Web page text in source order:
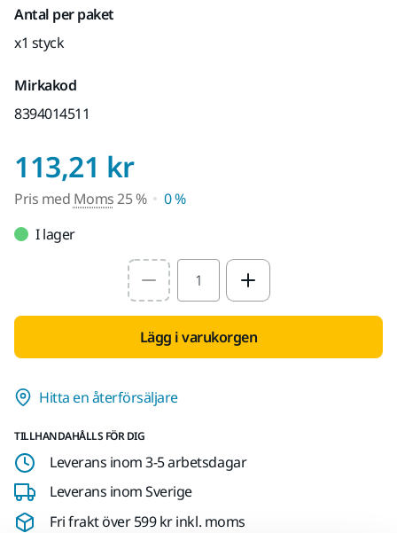
Antal per paket
x1 styck
Mirkakod
8394014511
113,21 krPris med Moms 25
Pris med Moms25 %
0 %
I lager
Select quantity value
Lägg i varukorgen
Hitta en återförsäljare
TILLHANDAHÅLLS FÖR DIG
Leverans inom 3-5 arbetsdagar
Leverans inom Sverige
Fri frakt över 599 kr inkl. moms